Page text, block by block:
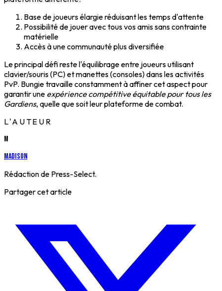
Base de joueurs élargie réduisant les temps d'attente
Possibilité de jouer avec tous vos amis sans contrainte
matérielle
Accès à une communauté plus diversifiée
Le principal défi reste l'équilibrage entre joueurs utilisant
clavier/souris (PC) et manettes (consoles) dans les activités
PvP. Bungie travaille constamment à affiner cet aspect pour
garantir une expérience compétitive équitable pour tous les
Gardiens, quelle que soit leur plateforme de combat.
L'AUTEUR
M
Madison
Rédaction de Press-Select.
Partager cet article